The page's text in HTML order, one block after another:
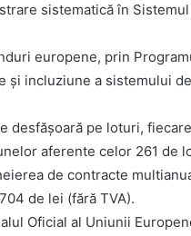
sistematică în
europene, prin
și incluziune a sistemului
desfășoară pe loturi,
aferente celor 261 de
de contracte
de lei (fără TVA).
Oficial al Uniunii